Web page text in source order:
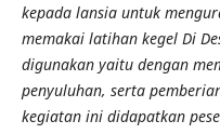
kepada lansia untuk
memakai latihan kegel Di
digunakan yaitu dengan
penyuluhan, serta
kegiatan ini didapatkan